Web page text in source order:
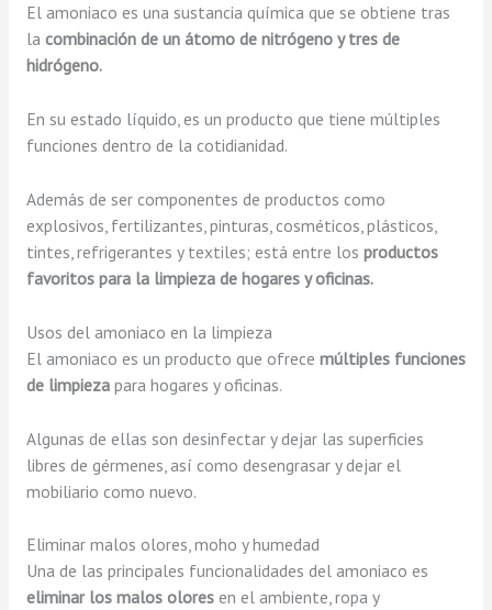
El amoniaco es una sustancia química que se obtiene tras
la combinación de un átomo de nitrógeno y tres de
hidrógeno.
En su estado líquido, es un producto que tiene múltiples
funciones dentro de la cotidianidad.
Además de ser componentes de productos como
explosivos, fertilizantes, pinturas, cosméticos, plásticos,
tintes, refrigerantes y textiles; está entre los productos
favoritos para la limpieza de hogares y oficinas.
Usos del amoniaco en la limpieza
El amoniaco es un producto que ofrece múltiples funciones
de limpieza para hogares y oficinas.
Algunas de ellas son desinfectar y dejar las superficies
libres de gérmenes, así como desengrasar y dejar el
mobiliario como nuevo.
Eliminar malos olores, moho y humedad
Una de las principales funcionalidades del amoniaco es
eliminar los malos oloresen el ambiente, ropa y